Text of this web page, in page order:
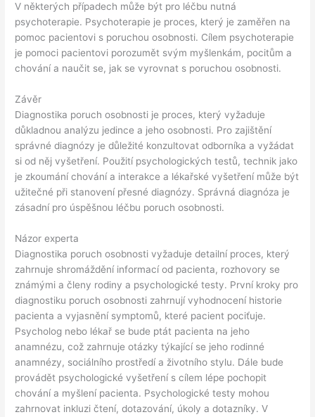
V některých případech může být pro léčbu nutná
psychoterapie. Psychoterapie je proces, který je zaměřen na
pomoc pacientovi s poruchou osobnosti. Cílem psychoterapie
je pomoci pacientovi porozumět svým myšlenkám, pocitům a
chování a naučit se, jak se vyrovnat s poruchou osobnosti.
Závěr
Diagnostika poruch osobnosti je proces, který vyžaduje
důkladnou analýzu jedince a jeho osobnosti. Pro zajištění
správné diagnózy je důležité konzultovat odborníka a vyžádat
si od něj vyšetření. Použití psychologických testů, technik jako
je zkoumání chování a interakce a lékařské vyšetření může být
užitečné při stanovení přesné diagnózy. Správná diagnóza je
zásadní pro úspěšnou léčbu poruch osobnosti.
Názor experta
Diagnostika poruch osobnosti vyžaduje detailní proces, který
zahrnuje shromáždění informací od pacienta, rozhovory se
známými a členy rodiny a psychologické testy. První kroky pro
diagnostiku poruch osobnosti zahrnují vyhodnocení historie
pacienta a vyjasnění symptomů, které pacient pociťuje.
Psycholog nebo lékař se bude ptát pacienta na jeho
anamnézu, což zahrnuje otázky týkající se jeho rodinné
anamnézy, sociálního prostředí a životního stylu. Dále bude
provádět psychologické vyšetření s cílem lépe pochopit
chování a myšlení pacienta. Psychologické testy mohou
zahrnovat inkluzi čtení, dotazování, úkoly a dotazníky. V